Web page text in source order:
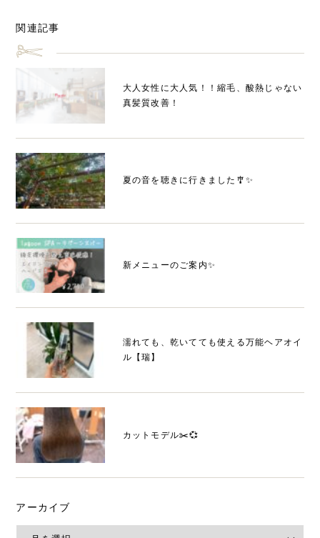
関連記事
大人女性に大人気！！縮毛、酸熱じゃない
真髪質改善！
夏の音を聴きに行きました🎐✨
新メニューのご案内✨
濡れても、乾いてても使える万能ヘアオイ
ル【瑞】
カットモデル✂️💞
アーカイブ